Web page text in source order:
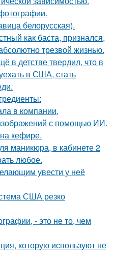
белорусская).
как баста, признался,
трезвой жизнью.
в детстве твердил, что в
в США, стать
в компании,
с помощью ИИ.
кефире.
маникюра, в кабинете 2
любое.
увести у неё
США резко
- это не то, чем
которую используют не